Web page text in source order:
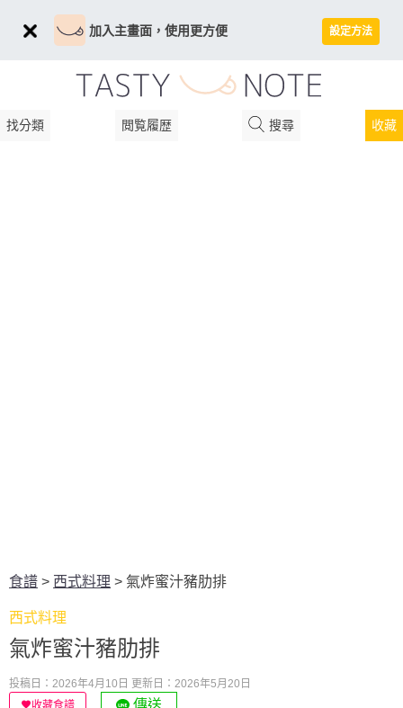
加入主畫面，使用更方便 設定方法
找分類 閲覧履歴 搜尋 收藏
食譜 > 西式料理 > 氣炸蜜汁豬肋排
西式料理
氣炸蜜汁豬肋排
投稿日：2026年4月10日 更新日：2026年5月20日
傳送